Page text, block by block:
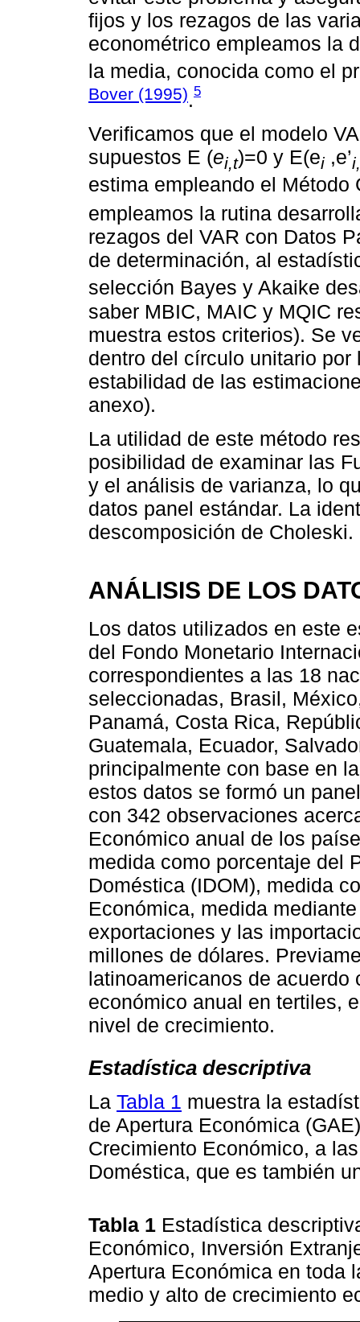
fijos y los rezagos de las
econométrico empleamos la
la media, conocida como el
Bover (1995).5
Verificamos que el modelo
supuestos E (ei,t)=0 y E(ei ,e’
estima empleando el Método
empleamos la rutina
rezagos del VAR con Datos
de determinación, al
selección Bayes y Akaike
saber MBIC, MAIC y MQIC
muestra estos criterios). Se
dentro del círculo unitario
estabilidad de las
anexo).
La utilidad de este método
posibilidad de examinar las
y el análisis de varianza, lo
datos panel estándar. La
descomposición de Choleski.
ANÁLISIS DE LOS
Los datos utilizados en este
del Fondo Monetario
correspondientes a las 18
seleccionadas, Brasil,
Panamá, Costa Rica,
Guatemala, Ecuador,
principalmente con base en
estos datos se formó un
con 342 observaciones
Económico anual de los
medida como porcentaje del
Doméstica (IDOM), medida
Económica, medida
exportaciones y las
millones de dólares.
latinoamericanos de
económico anual en tertiles,
nivel de crecimiento.
Estadística descriptiva
La Tabla 1 muestra la
de Apertura Económica
Crecimiento Económico, a
Doméstica, que es también
Tabla 1 Estadística
Económico, Inversión
Apertura Económica en toda
medio y alto de crecimiento